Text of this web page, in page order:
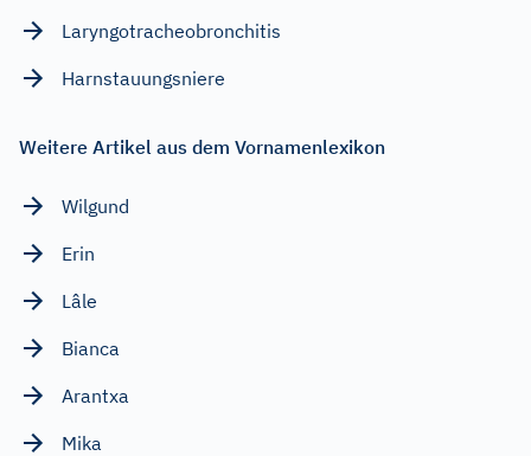
Laryngotracheobronchitis
Harnstauungsniere
Weitere Artikel aus dem Vornamenlexikon
Wilgund
Erin
Lâle
Bianca
Arantxa
Mika